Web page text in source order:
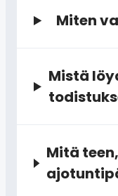
Miten
Mistä
Mitä